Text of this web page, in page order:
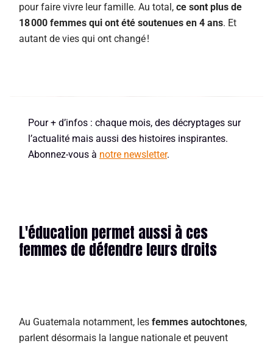
pour faire vivre leur famille. Au total, ce sont plus de
18 000 femmes qui ont été soutenues en 4 ans. Et
autant de vies qui ont changé !
Pour + d’infos : chaque mois, des décryptages sur
l’actualité mais aussi des histoires inspirantes.
Abonnez-vous à notre newsletter.
L'éducation permet aussi à ces
femmes de défendre leurs droits
Au Guatemala notamment, les femmes autochtones,
parlent désormais la langue nationale et peuvent